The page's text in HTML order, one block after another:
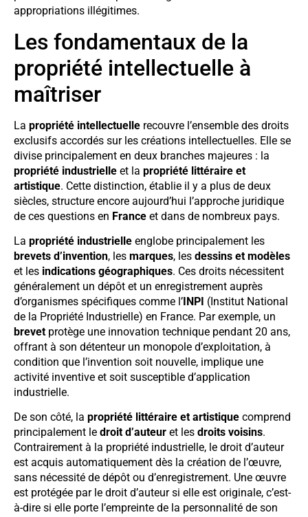
appropriations illégitimes.
Les fondamentaux de la
propriété intellectuelle à
maîtriser
La propriété intellectuelle recouvre l’ensemble des droits
exclusifs accordés sur les créations intellectuelles. Elle se
divise principalement en deux branches majeures : la
propriété industrielle et la propriété littéraire et
artistique. Cette distinction, établie il y a plus de deux
siècles, structure encore aujourd’hui l’approche juridique
de ces questions en France et dans de nombreux pays.
La propriété industrielle englobe principalement les
brevets d’invention, les marques, les dessins et modèles
et les indications géographiques. Ces droits nécessitent
généralement un dépôt et un enregistrement auprès
d’organismes spécifiques comme l’INPI (Institut National
de la Propriété Industrielle) en France. Par exemple, un
brevet protège une innovation technique pendant 20 ans,
offrant à son détenteur un monopole d’exploitation, à
condition que l’invention soit nouvelle, implique une
activité inventive et soit susceptible d’application
industrielle.
De son côté, la propriété littéraire et artistique comprend
principalement le droit d’auteur et les droits voisins.
Contrairement à la propriété industrielle, le droit d’auteur
est acquis automatiquement dès la création de l’œuvre,
sans nécessité de dépôt ou d’enregistrement. Une œuvre
est protégée par le droit d’auteur si elle est originale, c’est-
à-dire si elle porte l’empreinte de la personnalité de son